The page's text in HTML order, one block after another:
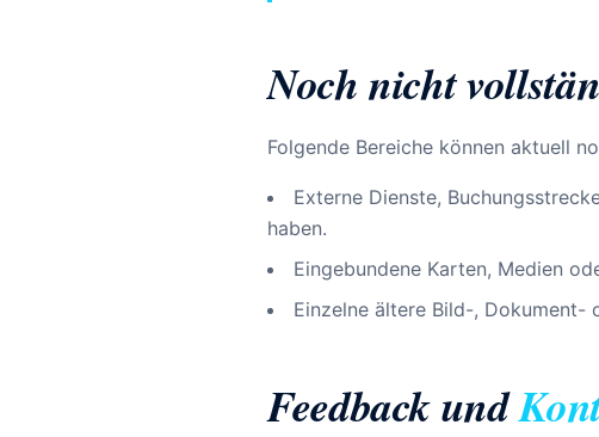
Noch nicht
Folgende Bereiche können aktuell
Externe Dienste,
haben.
Eingebundene Karten, Medien
Einzelne ältere Bild-, Dokument-
Feedback und